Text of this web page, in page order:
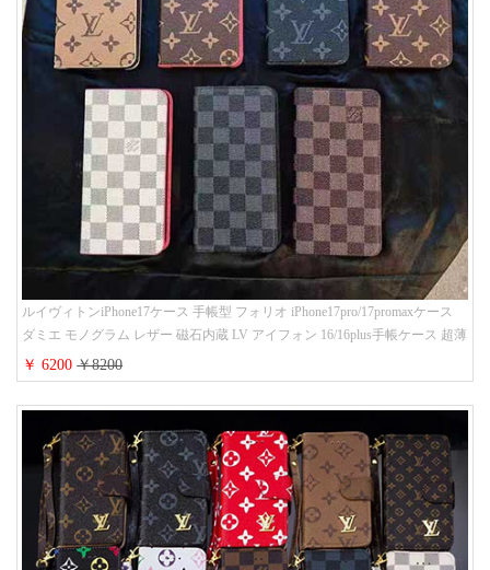
ルイヴィトンiPhone17ケース 手帳型 フォリオ iPhone17pro/17promaxケース
ダミエ モノグラム レザー 磁石内蔵 LV アイフォン 16/16plus手帳ケース 超薄
ビジネス風 メンズ レディース おしゃれ ブランドiphone15/14/13手帳型スマ
ホケース お 揃い
￥ 6200￥8200